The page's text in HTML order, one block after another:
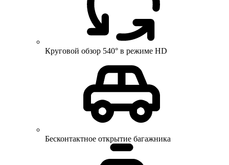
Круговой обзор 540° в режиме HD
Бесконтактное открытие багажника